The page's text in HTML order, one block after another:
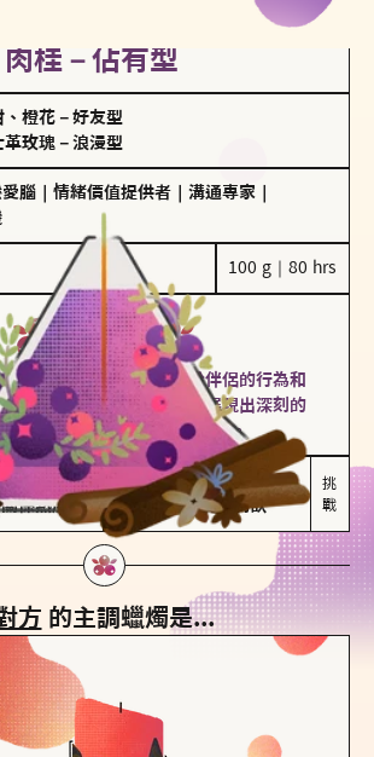
桂－佔有型
、橙花 － 好友型
革玫瑰 － 浪漫型
腦 情緒價值提供者 溝通專家
100 g｜80 hrs
佔有型
胡椒、肉桂
情有強烈的保護欲，對於伴侶的行為和
感、容易吃醋。在關係中展現出深刻的
激情，但也可能讓人感到窒息。
密關係
係熱度
嫉妒心較強
可能出現控制欲
挑
戰
方 的主調蠟燭是...